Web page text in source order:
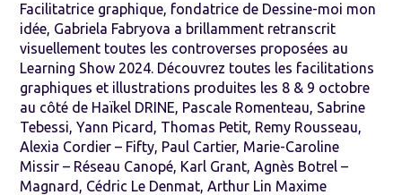
Facilitatrice graphique, fondatrice de Dessine-moi mon
idée, Gabriela Fabryova a brillamment retranscrit
visuellement toutes les controverses proposées au
Learning Show 2024. Découvrez toutes les facilitations
graphiques et illustrations produites les 8 & 9 octobre
au côté de Haïkel DRINE, Pascale Romenteau, Sabrine
Tebessi, Yann Picard, Thomas Petit, Remy Rousseau,
Alexia Cordier – Fifty, Paul Cartier, Marie-Caroline
Missir – Réseau Canopé, Karl Grant, Agnès Botrel –
Magnard, Cédric Le Denmat, Arthur Lin Maxime